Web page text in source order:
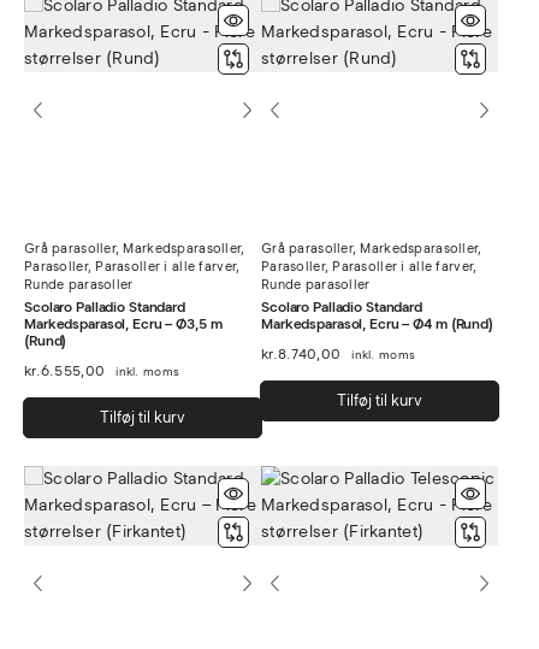
Grå parasoller, Markedsparasoller,
Parasoller, Parasoller i alle farver,
Runde parasoller
Scolaro Palladio Standard
Markedsparasol, Ecru – Ø3,5 m
(Rund)
kr.6.555,00 inkl. moms
Tilføj til kurv
Grå parasoller, Markedsparasoller,
Parasoller, Parasoller i alle farver,
Runde parasoller
Scolaro Palladio Standard
Markedsparasol, Ecru – Ø4 m (Rund)
kr.8.740,00 inkl. moms
Tilføj til kurv